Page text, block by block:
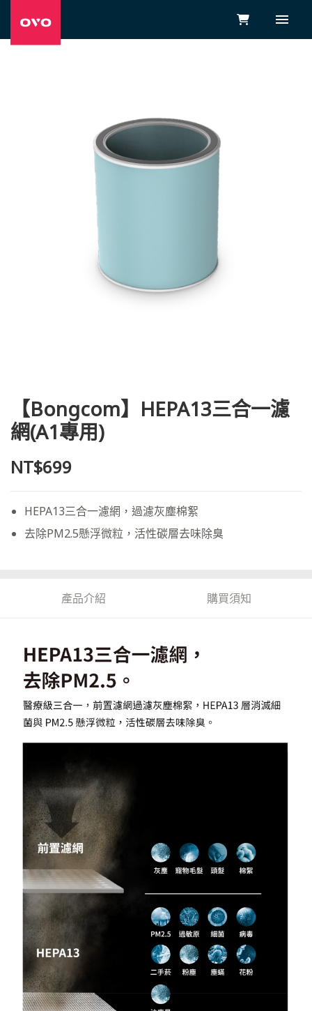
【Bongcom】HEPA13三合一濾
網(A1專用)
NT$699
HEPA13三合一濾網，過濾灰塵棉絮
去除PM2.5懸浮微粒，活性碳層去味除臭
產品介紹 購買須知